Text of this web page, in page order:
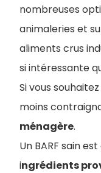
nombreuses
animaleries et
aliments crus
si intéressante
Si vous
moins
ménagère.
Un BARF sain
ingrédients